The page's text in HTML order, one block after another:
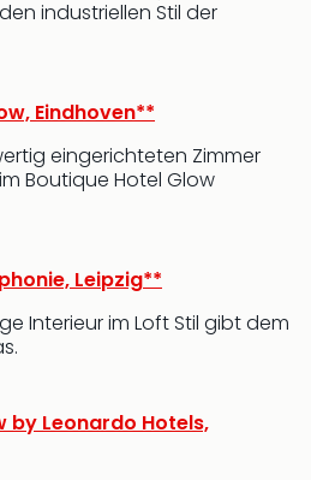
industriellen Stil der
Eindhoven**
eingerichteten Zimmer
Boutique Hotel Glow
Leipzig**
Interieur im Loft Stil gibt dem
by Leonardo Hotels,